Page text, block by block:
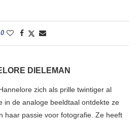
0
DIELEMAN
zich als prille twintiger al
in de analoge beeldtaal ontdekte ze
haar passie voor fotografie. Ze heeft